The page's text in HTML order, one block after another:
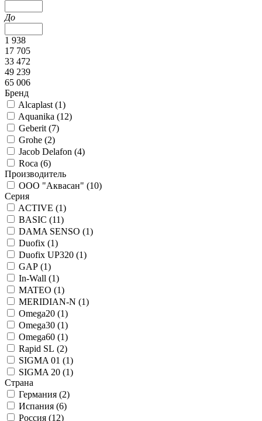
До
1 938
17 705
33 472
49 239
65 006
Бренд
Alcaplast (1)
Aquanika (12)
Geberit (7)
Grohe (2)
Jacob Delafon (4)
Roca (6)
Производитель
ООО "Аквасан" (10)
Серия
ACTIVE (1)
BASIC (11)
DAMA SENSO (1)
Duofix (1)
Duofix UP320 (1)
GAP (1)
In-Wall (1)
MATEO (1)
MERIDIAN-N (1)
Omega20 (1)
Omega30 (1)
Omega60 (1)
Rapid SL (2)
SIGMA 01 (1)
SIGMA 20 (1)
Страна
Германия (2)
Испания (6)
Россия (12)